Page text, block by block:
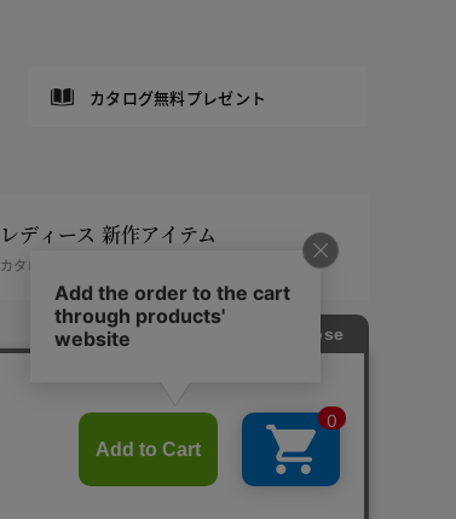
カタログ無料プレゼント
レディース 新作アイテム
カタログ掲載商品
元気にする 冷えから、 自由に。